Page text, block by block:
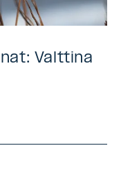
Valttina